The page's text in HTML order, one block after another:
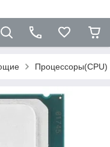
Процессоры(CPU)